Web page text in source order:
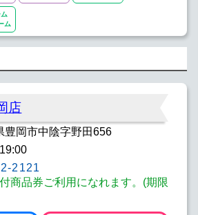
ム
店
豊岡市中陰字野田656
2121
商品券ご利用になれます。(期限